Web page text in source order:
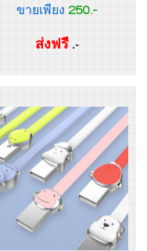
ขายเพียง 250.-
ส่งฟรี.-